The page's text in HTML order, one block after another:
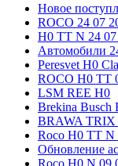
Новое
ROCO 24 07
H0 TT N 24 07
Автомобили
Peresvet H0
ROCO H0 TT
LSM REE H0
Brekina Busch
BRAWA
Roco H0 TT N
Обновление
Roco H0 N